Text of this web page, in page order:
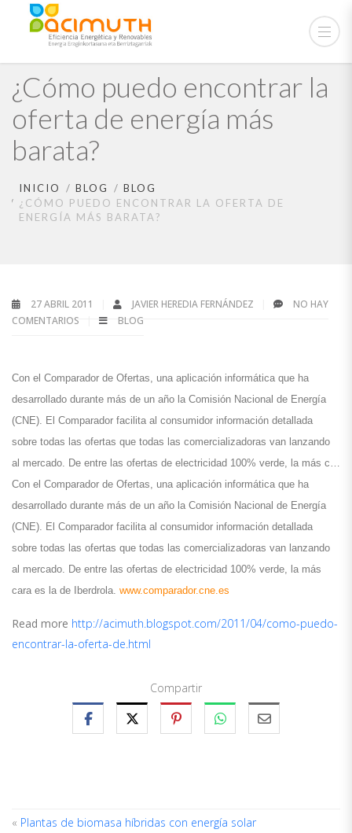
¿Cómo puedo encontrar la
oferta de energía más
barata?
INICIO BLOG
BLOG
¿CÓMO PUEDO ENCONTRAR LA OFERTA DE
ENERGÍA MÁS BARATA?
27 ABRIL 2011 JAVIER HEREDIA FERNÁNDEZ
NO HAY
COMENTARIOS
BLOG
Con el Comparador de Ofertas, una aplicación informática que ha
desarrollado durante más de un año la Comisión Nacional de Energía
(CNE). El Comparador facilita al consumidor información detallada
sobre todas las ofertas que todas las comercializadoras van lanzando
al mercado. De entre las ofertas de electricidad 100% verde, la más c…
Con el Comparador de Ofertas, una aplicación informática que ha
desarrollado durante más de un año la Comisión Nacional de Energía
(CNE). El Comparador facilita al consumidor información detallada
sobre todas las ofertas que todas las comercializadoras van lanzando
al mercado. De entre las ofertas de electricidad 100% verde, la más
cara es la de Iberdrola. www.comparador.cne.es
Read more http://acimuth.blogspot.com/2011/04/como-puedo-
encontrar-la-oferta-de.html
Compartir
« Plantas de biomasa híbridas con energía solar